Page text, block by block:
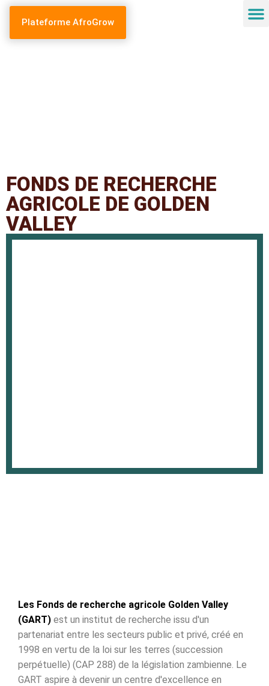
Plateforme AfroGrow
FONDS DE RECHERCHE
AGRICOLE DE GOLDEN
VALLEY
Les Fonds de recherche agricole Golden Valley
(GART) est un institut de recherche issu d'un
partenariat entre les secteurs public et privé, créé en
1998 en vertu de la loi sur les terres (succession
perpétuelle) (CAP 288) de la législation zambienne. Le
GART aspire à devenir un centre d'excellence en